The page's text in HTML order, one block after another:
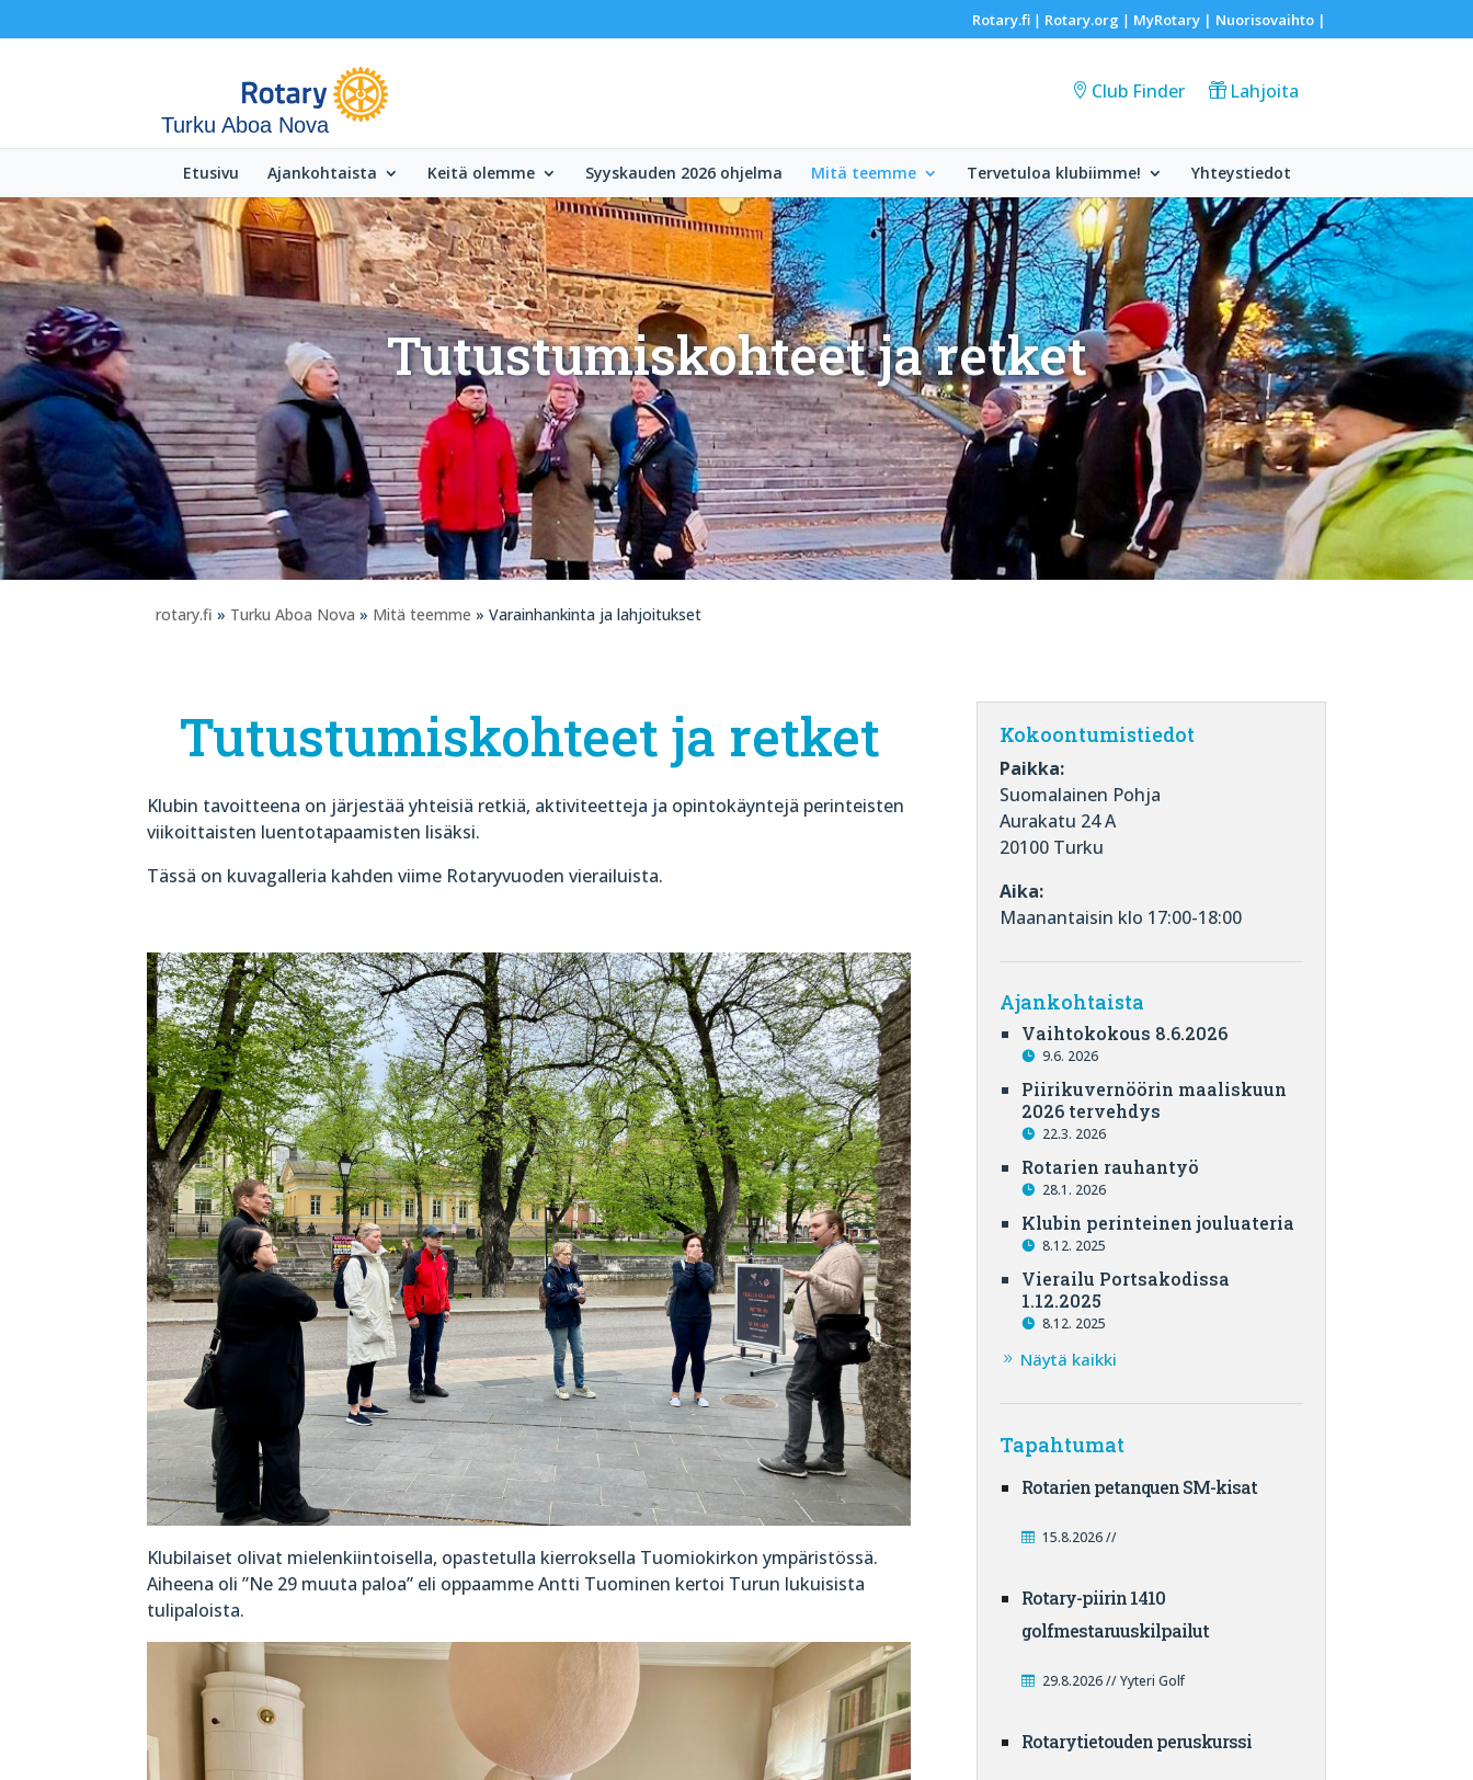
Rotary.fi| Rotary.org | MyRotary | Nuorisovaihto|
Turku Aboa Nova
Club Finder Lahjoita
Etusivu Ajankohtaista Keitä olemme Syyskauden 2026 ohjelma Mitä teemme Tervetuloa klubiimme! Yhteystiedot
Tutustumiskohteet ja retket
rotary.fi » Turku Aboa Nova » Mitä teemme » Varainhankinta ja lahjoitukset
Tutustumiskohteet ja retket
Klubin tavoitteena on järjestää yhteisiä retkiä, aktiviteetteja ja opintokäyntejä perinteisten
viikoittaisten luentotapaamisten lisäksi.
Tässä on kuvagalleria kahden viime Rotaryvuoden vierailuista.
Klubilaiset olivat mielenkiintoisella, opastetulla kierroksella Tuomiokirkon ympäristössä.
Aiheena oli ”Ne 29 muuta paloa” eli oppaamme Antti Tuominen kertoi Turun lukuisista
tulipaloista.
Kokoontumistiedot
Paikka:
Suomalainen Pohja
Aurakatu 24 A
20100 Turku
Aika:
Maanantaisin klo 17:00-18:00
Ajankohtaista
Vaihtokokous 8.6.2026
9.6. 2026
Piirikuvernöörin maaliskuun
2026 tervehdys
22.3. 2026
Rotarien rauhantyö
28.1. 2026
Klubin perinteinen jouluateria
8.12. 2025
Vierailu Portsakodissa
1.12.2025
8.12. 2025
Näytä kaikki
Tapahtumat
Rotarien petanquen SM-kisat
15.8.2026 //
Rotary-piirin 1410
golfmestaruuskilpailut
29.8.2026 // Yyteri Golf
Rotarytietouden peruskurssi